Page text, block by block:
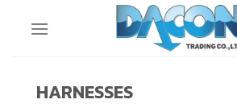
HARNESSES